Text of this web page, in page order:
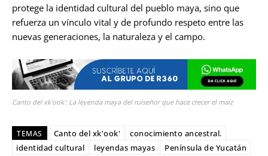
protege la identidad cultural del pueblo maya, sino que
refuerza un vínculo vital y de profundo respeto entre las
nuevas generaciones, la naturaleza y el campo.
Canto del xk'ook': La leyenda maya del ruiseñor que hace crecer el maíz
TEMAS Canto del xk'ook'
conocimiento ancestral.
identidad cultural
leyendas mayas
Península de Yucatán